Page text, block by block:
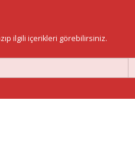
ilgili içerikleri görebilirsiniz.